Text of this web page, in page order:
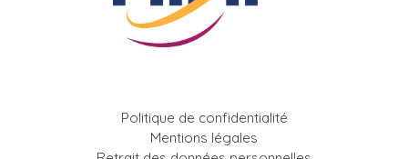
Politique de confidentialité
Mentions légales